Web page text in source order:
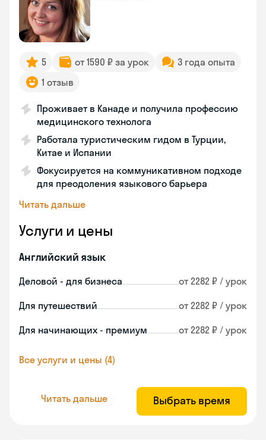
5 от 1590 ₽ за урок
3 года опыта
1 отзыв
Проживает в Канаде и получила профессию
медицинского технолога
Работала туристическим гидом в Турции,
Китае и Испании
Фокусируется на коммуникативном подходе
для преодоления языкового барьера
Читать дальше
Услуги и цены
Английский язык
Деловой - для бизнеса от 2282 ₽ / урок
Для путешествий от 2282 ₽ / урок
Для начинающих - премиум от 2282 ₽ / урок
Все услуги и цены (4)
Читать дальше Выбрать время